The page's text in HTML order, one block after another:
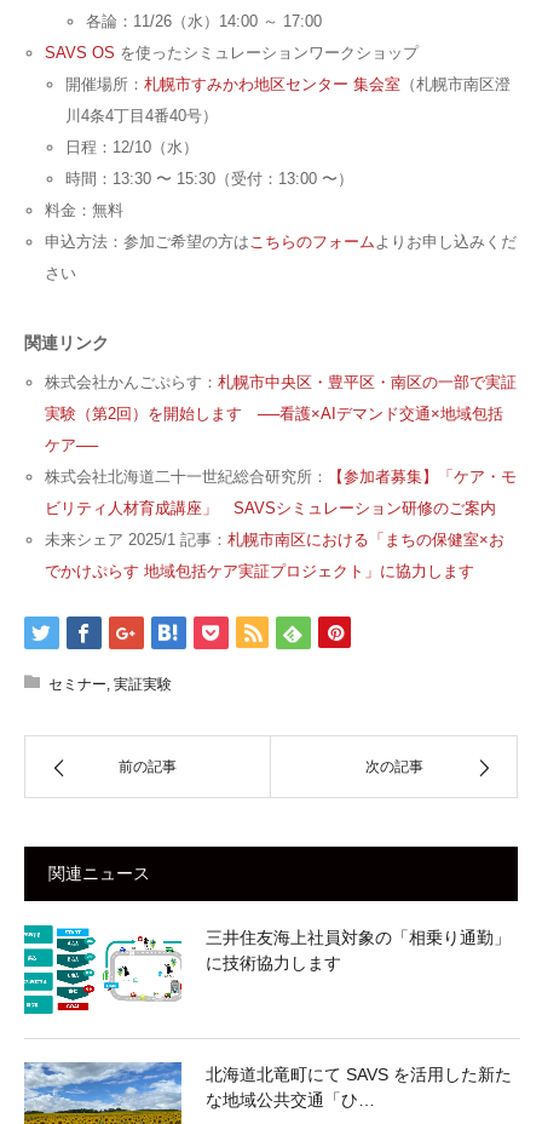
各論：11/26（水）14:00 ～ 17:00
SAVS OS を使ったシミュレーションワークショップ
開催場所： 札幌市すみかわ地区センター 集会室 （札幌市南区澄
川4条4丁目4番40号）
日程：12/10（水）
時間：13:30 〜 15:30（受付：13:00 〜）
料金：無料
申込方法：参加ご希望の方は こちらのフォーム よりお申し込みくだ
さい
関連リンク
株式会社かんごぷらす： 札幌市中央区・豊平区・南区の一部で実証
実験（第2回）を開始します ──看護×AIデマンド交通×地域包括
ケア──
株式会社北海道二十一世紀総合研究所：
【参加者募集】「ケア・モ
ビリティ人材育成講座」 SAVSシミュレーション研修のご案内
未来シェア 2025/1 記事： 札幌市南区における「まちの保健室×お
でかけぷらす 地域包括ケア実証プロジェクト」に協力します
セミナー 実証実験
前の記事 次の記事
関連ニュース
三井住友海上社員対象の「相乗り通勤」
に技術協力します
北海道北竜町にて SAVS を活用した新た
な地域公共交通「ひ…